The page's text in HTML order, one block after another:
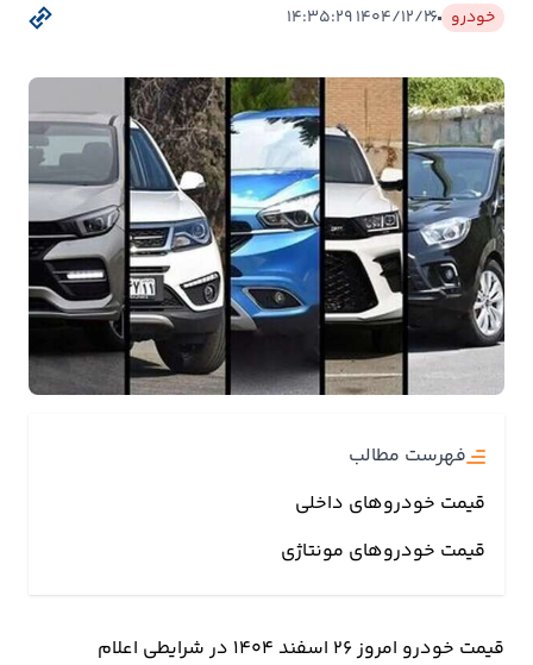
و
اقتصاد
جهان
بازار
و
تجارت
کشاورزی
راه
مسکن
ایران
خودرو ۱۴۰۴/۱۲/۲۶ ۱۴:۳۵:۲۹
فهرست مطالب
قیمت خودروهای داخلی
قیمت خودروهای مونتاژی
قیمت خودرو امروز 26 اسفند 1404 در شرایطی اعلام